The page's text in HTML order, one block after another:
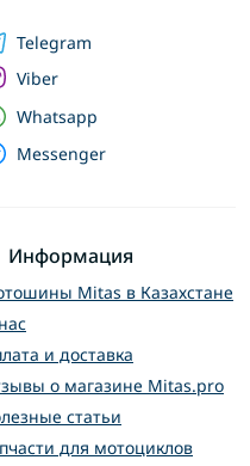
Информация
Mitas в Казахстане
и доставка
о магазине Mitas.pro
статьи
для мотоциклов
Telegram
Viber
Whatsapp
Messenger